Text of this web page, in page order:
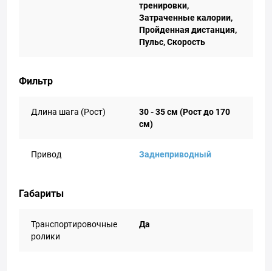
тренировки,
Затраченные калории,
Пройденная дистанция,
Пульс, Скорость
Фильтр
Длина шага (Рост)
30 - 35 см (Рост до 170
см)
Привод Заднеприводный
Габариты
Транспортировочные
ролики
Да